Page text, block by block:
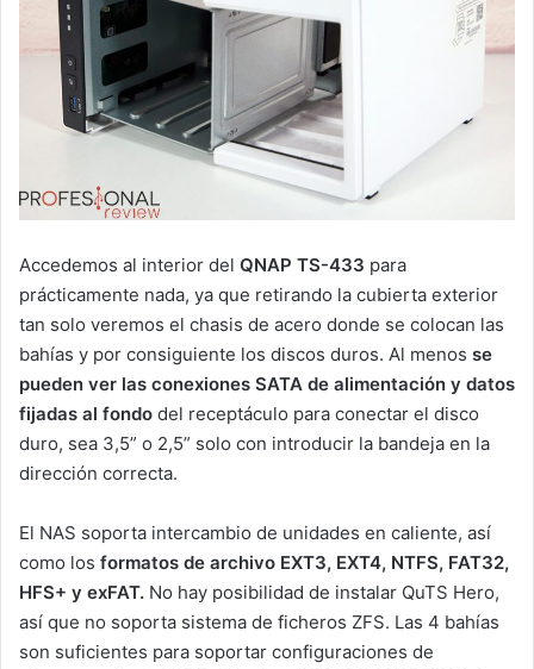
Accedemos al interior del QNAP TS-433 para
prácticamente nada, ya que retirando la cubierta exterior
tan solo veremos el chasis de acero donde se colocan las
bahías y por consiguiente los discos duros. Al menos se
pueden ver las conexiones SATA de alimentación y datos
fijadas al fondo del receptáculo para conectar el disco
duro, sea 3,5” o 2,5” solo con introducir la bandeja en la
dirección correcta.
El NAS soporta intercambio de unidades en caliente, así
como los formatos de archivo EXT3, EXT4, NTFS, FAT32,
HFS+ y exFAT. No hay posibilidad de instalar QuTS Hero,
así que no soporta sistema de ficheros ZFS. Las 4 bahías
son suficientes para soportar configuraciones de